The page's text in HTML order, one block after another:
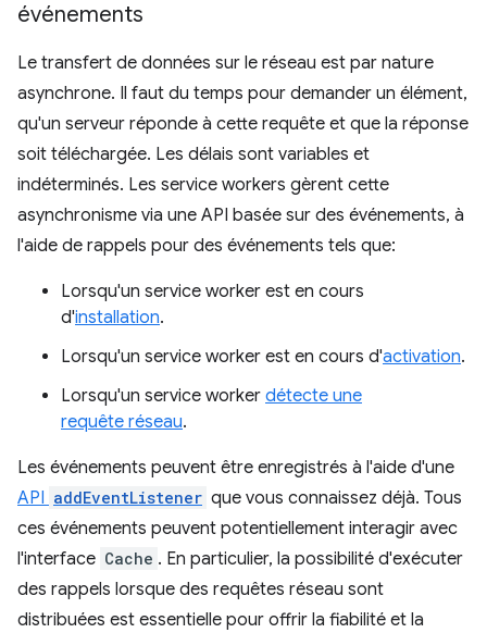
événements
Le transfert de données sur le réseau est par nature
asynchrone. Il faut du temps pour demander un élément,
qu'un serveur réponde à cette requête et que la réponse
soit téléchargée. Les délais sont variables et
indéterminés. Les service workers gèrent cette
asynchronisme via une API basée sur des événements, à
l'aide de rappels pour des événements tels que:
Lorsqu'un service worker est en cours
d'installation.
Lorsqu'un service worker est en cours d'activation.
Lorsqu'un service worker détecte une
requête réseau.
Les événements peuvent être enregistrés à l'aide d'une
API addEventListener que vous connaissez déjà. Tous
ces événements peuvent potentiellement interagir avec
l'interface Cache . En particulier, la possibilité d'exécuter
des rappels lorsque des requêtes réseau sont
distribuées est essentielle pour offrir la fiabilité et la